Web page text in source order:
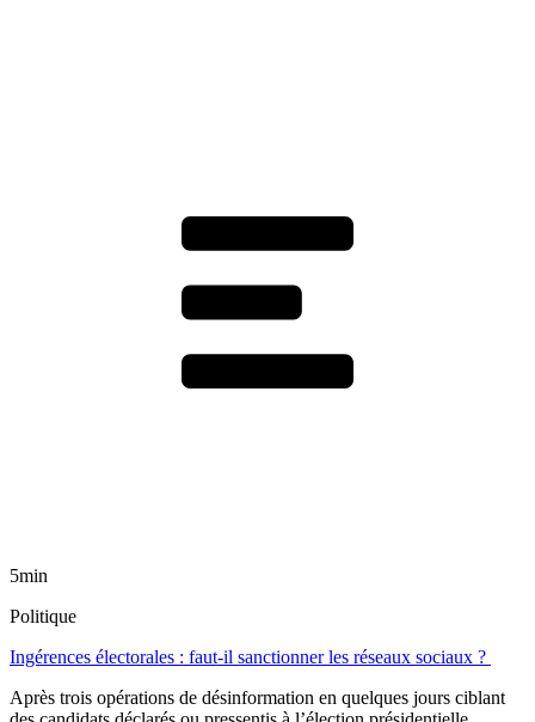
5min
Politique
Ingérences électorales : faut-il sanctionner les réseaux sociaux ?
Après trois opérations de désinformation en quelques jours ciblant